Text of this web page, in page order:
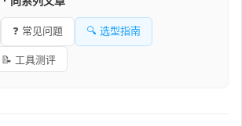
❓ 常见问题 🔍 选型指南
📝 工具测评